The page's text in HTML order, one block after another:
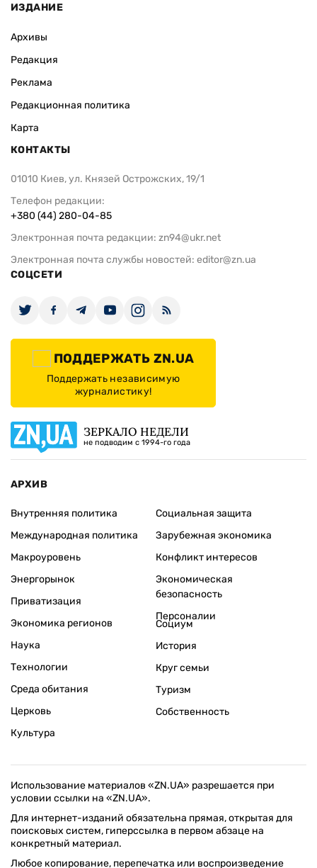
ИЗДАНИЕ
Архивы
Редакция
Реклама
Редакционная политика
Карта
КОНТАКТЫ
01010 Киев, ул. Князей Острожских, 19/1
Телефон редакции:
+380 (44) 280-04-85
Электронная почта редакции: zn94@ukr.net
Электронная почта службы новостей: editor@zn.ua
СОЦСЕТИ
ПОДДЕРЖАТЬ ZN.UA
Поддержать независимую
журналистику!
ЗЕРКАЛО НЕДЕЛИ
не подводим с 1994-го года
АРХИВ
Внутренняя политика
Международная политика
Макроуровень
Энергорынок
Приватизация
Экономика регионов
Социальная защита
Зарубежная экономика
Конфликт интересов
Экономическая
безопасность
Персоналии
Наука
Технологии
Среда обитания
Церковь
Культура
Социум
История
Круг семьи
Туризм
Собственность
Использование материалов «ZN.UA» разрешается при
условии ссылки на «ZN.UA».
Для интернет-изданий обязательна прямая, открытая для
поисковых систем, гиперссылка в первом абзаце на
конкретный материал.
Любое копирование, перепечатка или воспроизведение